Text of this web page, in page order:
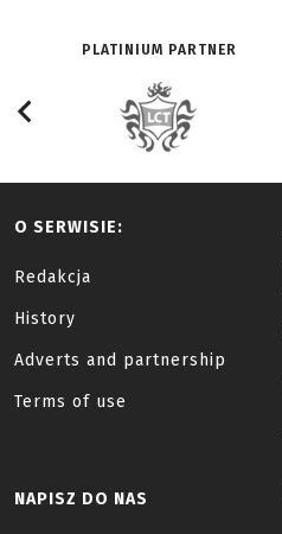
PLATINIUM PARTNER
O SERWISIE:
Redakcja
History
Adverts and partnership
Terms of use
NAPISZ DO NAS